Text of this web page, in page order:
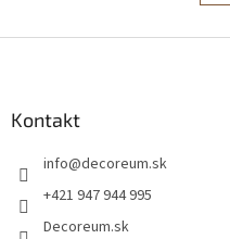
Kontakt
info@decoreum.sk
+421 947 944 995
Decoreum.sk